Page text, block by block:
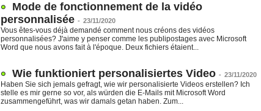
Mode de fonctionnement de la vidéo
personnalisée - 23/11/2020
Vous êtes-vous déjà demandé comment nous créons des vidéos
personnalisées? J'aime y penser comme les publipostages avec Microsoft
Word que nous avons fait à l'époque. Deux fichiers étaient...
Wie funktioniert personalisiertes Video - 23/11/2020
Haben Sie sich jemals gefragt, wie wir personalisierte Videos erstellen? Ich
stelle es mir gerne so vor, als würden die E-Mails mit Microsoft Word
zusammengeführt, was wir damals getan haben. Zum...